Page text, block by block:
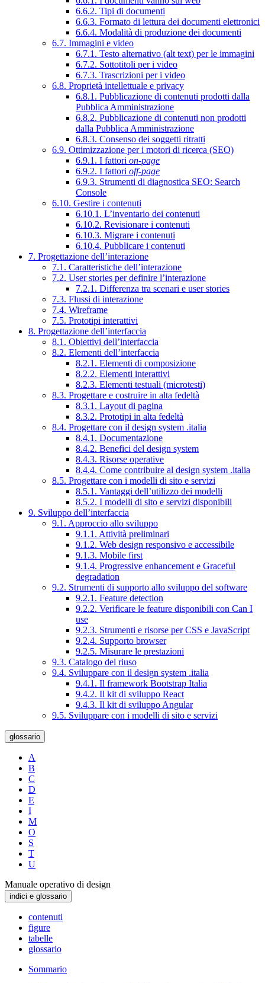
6.6.2. Tipi di documenti
6.6.3. Formato di lettura dei documenti elettronici
6.6.4. Modalità di produzione dei documenti
6.7. Immagini e video
6.7.1. Testo alternativo (alt text) per le immagini
6.7.2. Sottotitoli per i video
6.7.3. Trascrizioni per i video
6.8. Proprietà intellettuale e privacy
6.8.1. Pubblicazione di contenuti prodotti dalla
Pubblica Amministrazione
6.8.2. Pubblicazione di contenuti non prodotti
dalla Pubblica Amministrazione
6.8.3. Consenso dei soggetti ritratti
6.9. Ottimizzazione per i motori di ricerca (SEO)
6.9.1. I fattori on-page
6.9.2. I fattori off-page
6.9.3. Strumenti di diagnostica SEO: Search
Console
6.10. Gestire i contenuti
6.10.1. L’inventario dei contenuti
6.10.2. Revisionare i contenuti
6.10.3. Migrare i contenuti
6.10.4. Pubblicare i contenuti
7. Progettazione dell’interazione
7.1. Caratteristiche dell’interazione
7.2. User stories per definire l’interazione
7.2.1. Differenza tra scenari e user stories
7.3. Flussi di interazione
7.4. Wireframe
7.5. Prototipi interattivi
8. Progettazione dell’interfaccia
8.1. Obiettivi dell’interfaccia
8.2. Elementi dell’interfaccia
8.2.1. Elementi di composizione
8.2.2. Elementi interattivi
8.2.3. Elementi testuali (microtesti)
8.3. Progettare e costruire in alta fedeltà
8.3.1. Layout di pagina
8.3.2. Prototipi in alta fedeltà
8.4. Progettare con il design system .italia
8.4.1. Documentazione
8.4.2. Benefici del design system
8.4.3. Risorse operative
8.4.4. Come contribuire al design system .italia
8.5. Progettare con i modelli di sito e servizi
8.5.1. Vantaggi dell’utilizzo dei modelli
8.5.2. I modelli di sito e servizi disponibili
9. Sviluppo dell’interfaccia
9.1. Approccio allo sviluppo
9.1.1. Attività preliminari
9.1.2. Web design responsivo e accessibile
9.1.3. Mobile first
9.1.4. Progressive enhancement e Graceful
degradation
9.2. Strumenti di supporto allo sviluppo del software
9.2.1. Feature detection
9.2.2. Verificare le feature disponibili con Can I
use
9.2.3. Strumenti e risorse per CSS e JavaScript
9.2.4. Supporto browser
9.2.5. Misurare le prestazioni
9.3. Catalogo del riuso
9.4. Sviluppare con il design system .italia
9.4.1. Il framework Bootstrap Italia
9.4.2. Il kit di sviluppo React
9.4.3. Il kit di sviluppo Angular
9.5. Sviluppare con i modelli di sito e servizi
glossario
A
B
C
D
E
I
M
O
S
T
U
Manuale operativo di design
indici e glossario
contenuti
figure
tabelle
glossario
Sommario